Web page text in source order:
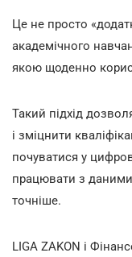
Це не просто
академічного
якою щоденно
Такий підхід
і зміцнити
почуватися у
працювати з
точніше.
LIGA ZAKON і